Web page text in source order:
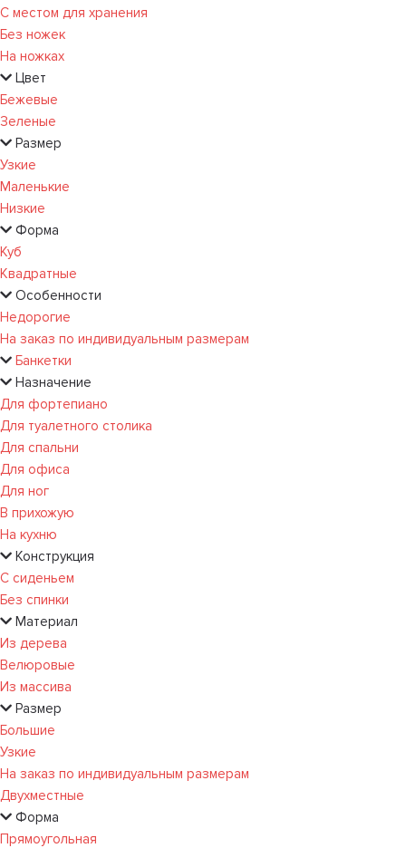
С местом для хранения
Без ножек
На ножках
Цвет
Бежевые
Зеленые
Размер
Узкие
Маленькие
Низкие
Форма
Куб
Квадратные
Особенности
Недорогие
На заказ по индивидуальным размерам
Банкетки
Назначение
Для фортепиано
Для туалетного столика
Для спальни
Для офиса
Для ног
В прихожую
На кухню
Конструкция
С сиденьем
Без спинки
Материал
Из дерева
Велюровые
Из массива
Размер
Большие
Узкие
На заказ по индивидуальным размерам
Двухместные
Форма
Прямоугольная